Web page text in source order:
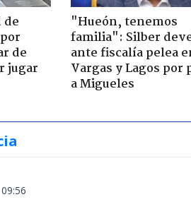
de
jugar
"Hueón, tenemos
familia": Silber
ante fiscalía pelea
Vargas y Lagos por
a Migueles